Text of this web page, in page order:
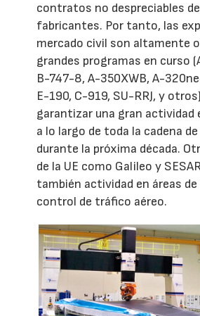
contratos no despreciables
fabricantes. Por tanto, las
mercado civil son altamente
grandes programas en curso
B-747-8, A-350XWB, A-
E-190, C-919, SU-RRJ, y
garantizar una gran actividad
a lo largo de toda la cadena
durante la próxima década.
de la UE como Galileo y
también actividad en áreas
control de tráfico aéreo.